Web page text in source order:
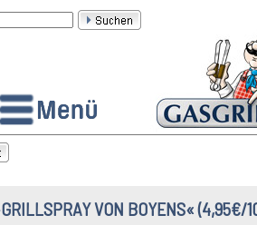
VON BOYENS« (4,95€/